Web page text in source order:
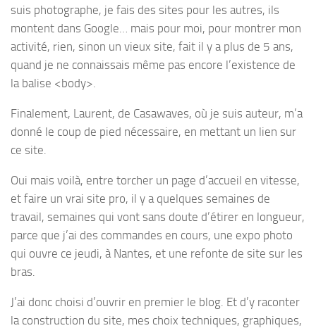
suis photographe, je fais des sites pour les autres, ils
montent dans Google… mais pour moi, pour montrer mon
activité, rien, sinon un vieux site, fait il y a plus de 5 ans,
quand je ne connaissais même pas encore l’existence de
la balise <body>.
Finalement, Laurent, de Casawaves, où je suis auteur, m’a
donné le coup de pied nécessaire, en mettant un lien sur
ce site.
Oui mais voilà, entre torcher un page d’accueil en vitesse,
et faire un vrai site pro, il y a quelques semaines de
travail, semaines qui vont sans doute d’étirer en longueur,
parce que j’ai des commandes en cours, une expo photo
qui ouvre ce jeudi, à Nantes, et une refonte de site sur les
bras.
J’ai donc choisi d’ouvrir en premier le blog. Et d’y raconter
la construction du site, mes choix techniques, graphiques,